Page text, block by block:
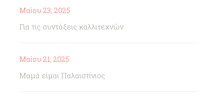
Μαΐου 23, 2025
Για τις συντάξεις καλλιτεχνών
Μαΐου 21, 2025
Μαμά είμαι Παλαιστίνιος